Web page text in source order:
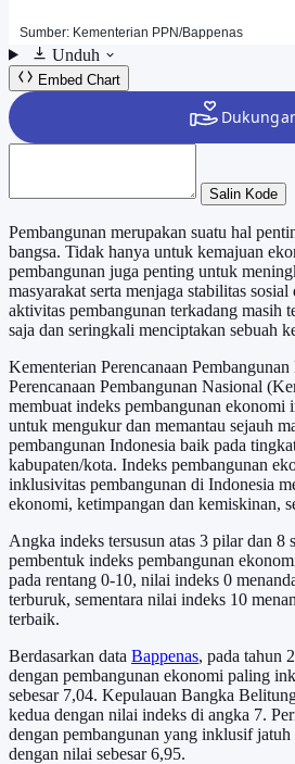
Unduh
Embed Chart
Salin Kode
Pembangunan merupakan suatu hal
bangsa. Tidak hanya untuk kemajuan
pembangunan juga penting untuk
masyarakat serta menjaga stabilitas
aktivitas pembangunan terkadang masih
saja dan seringkali menciptakan sebuah
Kementerian Perencanaan
Perencanaan Pembangunan Nasional
membuat indeks pembangunan ekonomi
untuk mengukur dan memantau sejauh
pembangunan Indonesia baik pada
kabupaten/kota. Indeks pembangunan
inklusivitas pembangunan di Indonesia
ekonomi, ketimpangan dan kemiskinan,
Angka indeks tersusun atas 3 pilar dan 8
pembentuk indeks pembangunan
pada rentang 0-10, nilai indeks 0
terburuk, sementara nilai indeks 10
terbaik.
Berdasarkan data Bappenas, pada tahun
dengan pembangunan ekonomi paling
sebesar 7,04. Kepulauan Bangka
kedua dengan nilai indeks di angka 7.
dengan pembangunan yang inklusif
dengan nilai sebesar 6,95.